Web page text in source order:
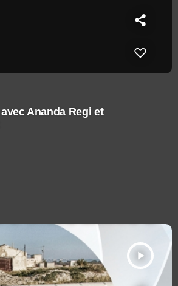
Ananda Regi et
play_arrow